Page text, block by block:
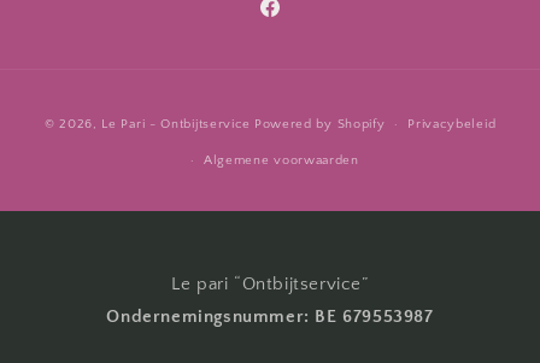
Facebook
© 2026, Le Pari - Ontbijtservice Powered by Shopify Privacybeleid
Algemene voorwaarden
Le pari “Ontbijtservice”
Ondernemingsnummer: BE 679553987